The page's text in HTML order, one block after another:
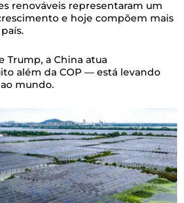
renováveis representaram um
e hoje compõem mais
Trump, a China atua
além da COP — está levando
mundo.